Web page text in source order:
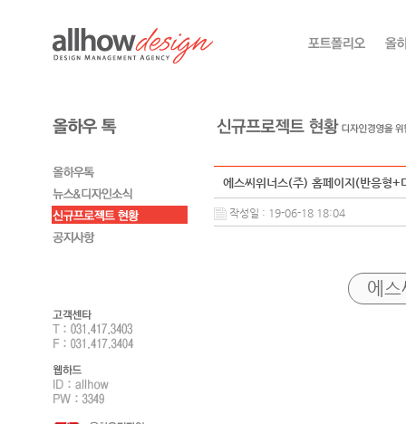
에스씨위너스(주) 홈페이지(반응형+
작성일 : 19-06-18 18:04
에